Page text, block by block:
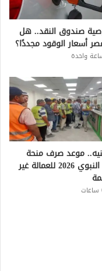
صندوق النقد.. هل
أسعار الوقود مجددًا؟
واحدة
موعد صرف منحة
المولد النبوي 2026 للعمالة غير